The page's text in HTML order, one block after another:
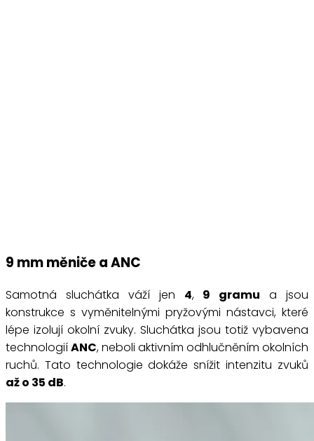
9 mm měniče a ANC
Samotná sluchátka váží jen 4, 9 gramu a jsou
konstrukce s vyměnitelnými pryžovými nástavci, které
lépe izolují okolní zvuky. Sluchátka jsou totiž vybavena
technologiíANC, neboli aktivním odhlučněním okolních
ruchů. Tato technologie dokáže snížit intenzitu zvuků
až o 35 dB.